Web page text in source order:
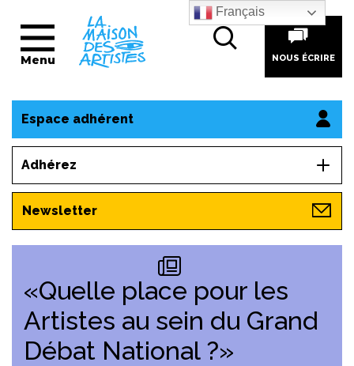
Menu NOUS ÉCRIRE
Espace adhérent
Adhérez
Newsletter
«Quelle place pour les
Artistes au sein du Grand
Débat National ?»
Français